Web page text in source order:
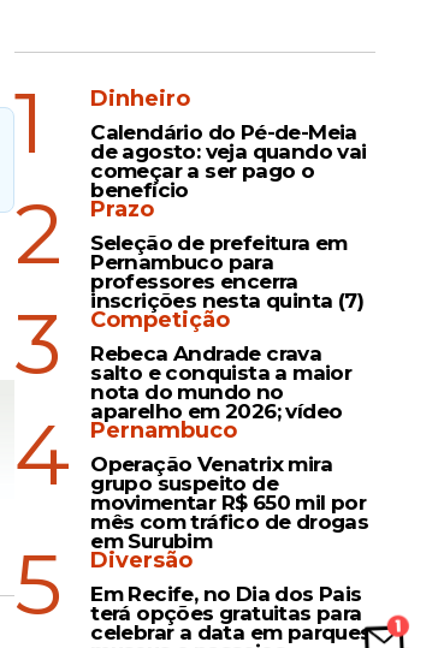
1 Dinheiro
Calendário do Pé-de-Meia
de agosto: veja quando vai
começar a ser pago o
benefício
2 Prazo
Seleção de prefeitura em
Pernambuco para
professores encerra
inscrições nesta quinta (7)
3 Competição
Rebeca Andrade crava
salto e conquista a maior
nota do mundo no
aparelho em 2026; vídeo
4 Pernambuco
Operação Venatrix mira
grupo suspeito de
movimentar R$ 650 mil por
mês com tráfico de drogas
em Surubim
5 Diversão
Em Recife, no Dia dos Pais
terá opções gratuitas para
celebrar a data em parques,